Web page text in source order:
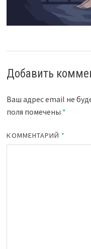
Добавить
Ваш адрес email не
поля помечены *
КОММЕНТАРИЙ *